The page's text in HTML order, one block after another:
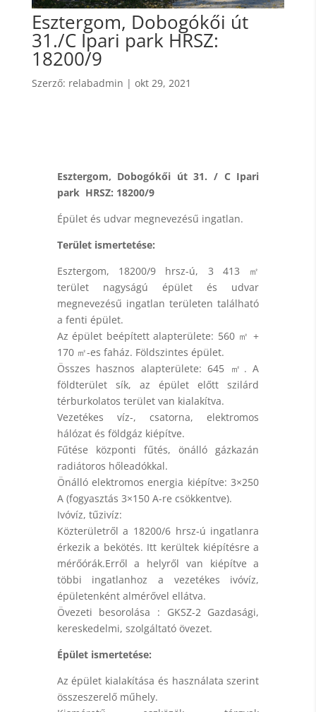
Esztergom, Dobogókői út
31./C Ipari park HRSZ:
18200/9
Szerző: relabadmin | okt 29, 2021
Esztergom, Dobogókői út 31. / C Ipari
park HRSZ: 18200/9
Épület és udvar megnevezésű ingatlan.
Terület ismertetése:
Esztergom, 18200/9 hrsz-ú, 3 413 ㎡
terület nagyságú épület és udvar
megnevezésű ingatlan területen található
a fenti épület.
Az épület beépített alapterülete: 560 ㎡ +
170 ㎡-es faház. Földszintes épület.
Összes hasznos alapterülete: 645 ㎡. A
földterület sík, az épület előtt szilárd
térburkolatos terület van kialakítva.
Vezetékes víz-, csatorna, elektromos
hálózat és földgáz kiépítve.
Fűtése központi fűtés, önálló gázkazán
radiátoros hőleadókkal.
Önálló elektromos energia kiépítve: 3×250
A (fogyasztás 3×150 A-re csökkentve).
Ivóvíz, tűzivíz:
Közterületről a 18200/6 hrsz-ú ingatlanra
érkezik a bekötés. Itt kerültek kiépítésre a
mérőórák.Erről a helyről van kiépítve a
többi ingatlanhoz a vezetékes ivóvíz,
épületenként almérővel ellátva.
Övezeti besorolása : GKSZ-2 Gazdasági,
kereskedelmi, szolgáltató övezet.
Épület ismertetése:
Az épület kialakítása és használata szerint
összeszerelő műhely.